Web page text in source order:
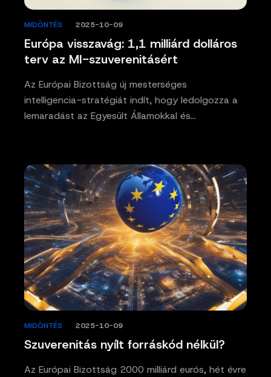
Európa visszavág: 1,1 milliárd dolláros
terv az MI-szuverenitásért
MIDÖNTÉS 2025-10-09
Az Európai Bizottság új mesterséges
intelligencia-stratégiát indít, hogy ledolgozza a
lemaradást az Egyesült Államokkal és…
Szuverenitás nyílt forráskód nélkül?
MIDÖNTÉS 2025-10-09
Az Európai Bizottság 2000 milliárd eurós, hét évre